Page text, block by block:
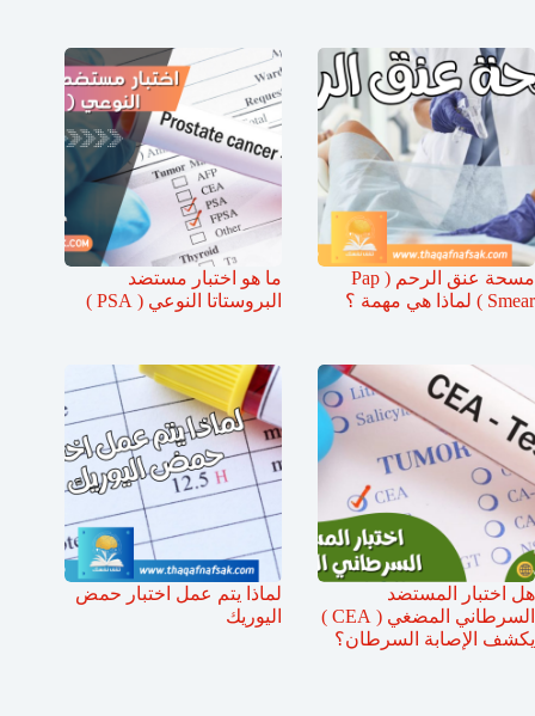
مسحة عنق الرحم ( Pap
Smear ) لماذا هي مهمة ؟
ما هو اختبار مستضد
البروستاتا النوعي ( PSA )
هل اختبار المستضد
السرطاني المضغي ( CEA )
يكشف الإصابة السرطان؟
لماذا يتم عمل اختبار حمض
اليوريك